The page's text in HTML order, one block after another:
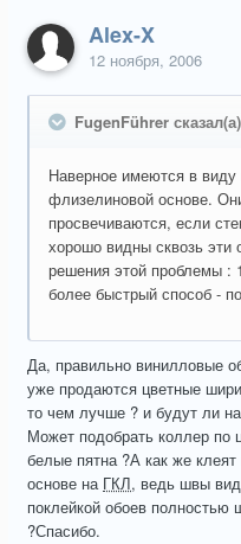
Alex-X
12 ноября, 2006
FugenFührer
Наверное имеются в
флизелиновой основе.
просвечиваются, если
хорошо видны сквозь
решения этой проблемы :
более быстрый способ -
Да, правильно винилловые
уже продаются цветные
то чем лучше ? и будут ли
Может подобрать коллер по
белые пятна ?А как же
основе на ГКЛ, ведь швы
поклейкой обоев
?Спасибо.